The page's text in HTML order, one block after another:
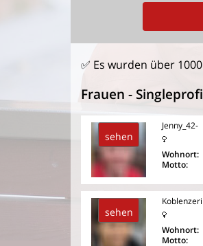
✅ Es wurden über
Frauen -
sehen
Jenny_42-
Wohnort:
Motto:
sehen
Koblenzeri
Wohnort:
Motto: